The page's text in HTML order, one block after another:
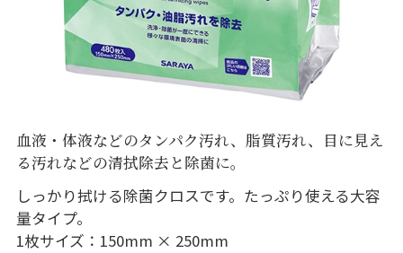
血液・体液などのタンパク汚れ、脂質汚れ、目に見え
る汚れなどの清拭除去と除菌に。
しっかり拭ける除菌クロスです。たっぷり使える大容
量タイプ。
1枚サイズ：150mm × 250mm